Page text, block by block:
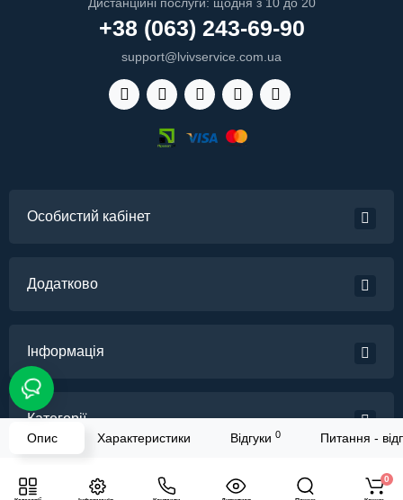
0
Опис Характеристики Відгуки 0 Питання -
+38 (063) 243-69-90
support@lvivservice.com.ua
Особистий кабінет
Додатково
Інформація
Категорії